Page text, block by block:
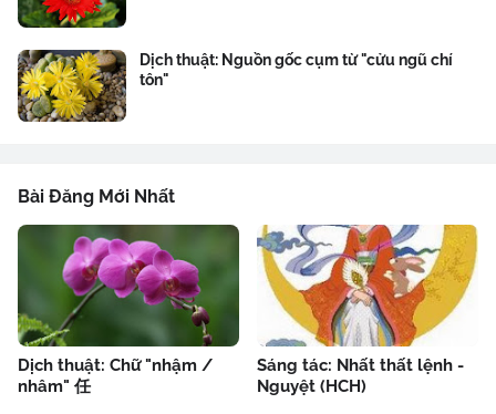
Dịch thuật: Nguồn gốc cụm từ "cửu ngũ chí
tôn"
Bài Đăng Mới Nhất
Dịch thuật: Chữ "nhậm /
nhâm" 任
Sáng tác: Nhất thất lệnh -
Nguyệt (HCH)